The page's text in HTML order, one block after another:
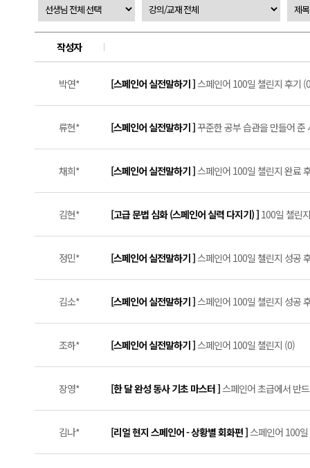
작성자
박연* [스페인어 실전말하기 ]스페인어 100일 챌린지 후기
류현* [스페인어 실전말하기 ]꾸준한 공부 습관을 만들어
채희* [스페인어 실전말하기 ]스페인어 100일 챌린지 완료
김현* [고급 문법 심화 (스페인어 실력 다지기) ] 100일 챌린
정민* [스페인어 실전말하기 ]스페인어 100일 첼린지 성공
김소* [스페인어 실전말하기 ]스페인어 100일 챌린지 성공
조하* [스페인어 실전말하기 ]스페인어 100일 챌린지 (0)
장영* [한 달 완성 동사 기초 마스터 ]스페인어 초급에서 반
김나* [리얼 현지 스페인어 - 상황별 회화편 ]스페인어 100